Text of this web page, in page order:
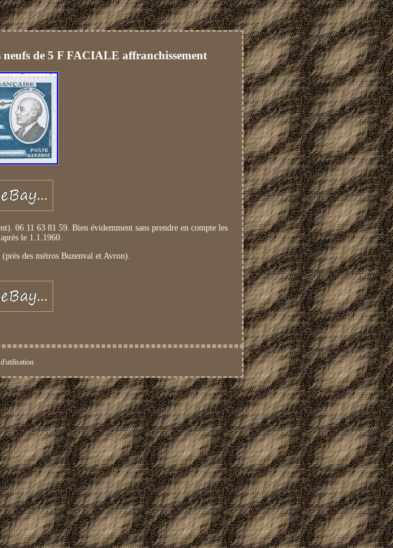
de 5 F FACIALE affranchissement
06 11 63 81 59. Bien évidemment sans prendre en compte les
le 1.1.1960.
des métros Buzenval et Avron).
d'utilisation